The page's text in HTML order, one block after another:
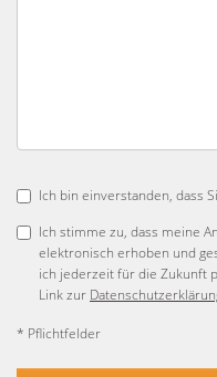
Ich bin einverstanden, dass
Ich stimme zu, dass meine
elektronisch erhoben und
ich jederzeit für die Zukunft
Link zur
* Pflichtfelder